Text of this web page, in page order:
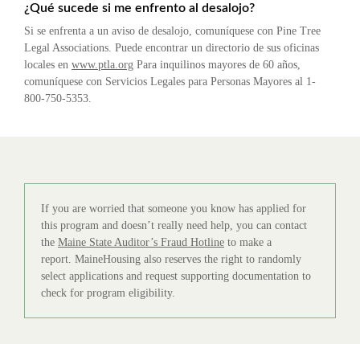
¿Qué sucede si me enfrento al desalojo?
Si se enfrenta a un aviso de desalojo, comuníquese con Pine Tree
Legal Associations. Puede encontrar un directorio de sus oficinas
locales en www.ptla.org Para inquilinos mayores de 60 años,
comuníquese con Servicios Legales para Personas Mayores al 1-
800-750-5353.
If you are worried that someone you know has applied for
this program and doesn’t really need help, you can contact
the Maine State Auditor’s Fraud Hotline to make a
report. MaineHousing also reserves the right to randomly
select applications and request supporting documentation to
check for program eligibility.